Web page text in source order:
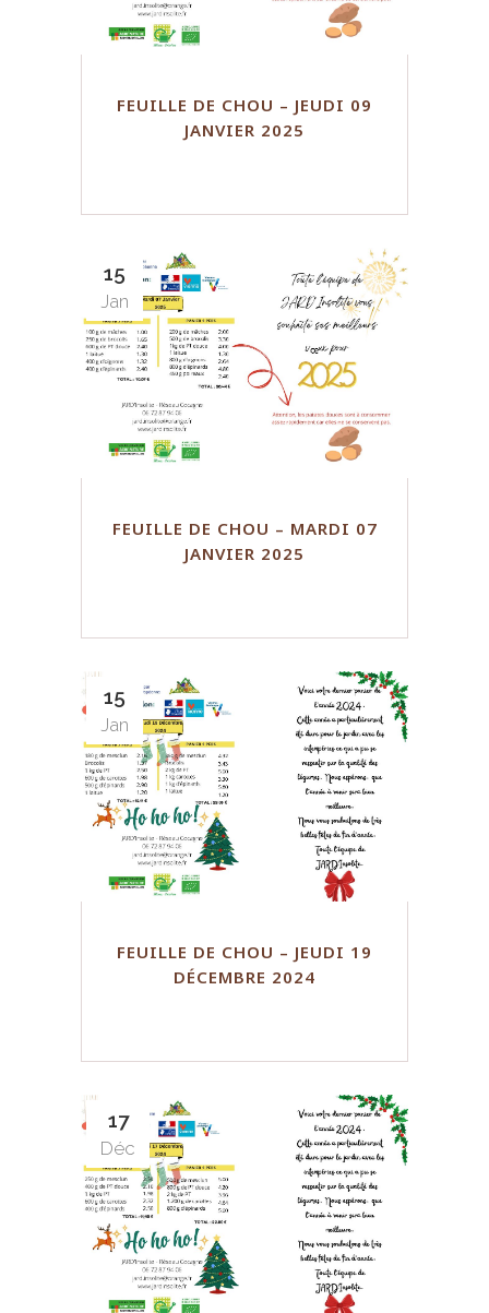
FEUILLE DE CHOU – JEUDI 09
JANVIER 2025
15
Jan
FEUILLE DE CHOU – MARDI 07
JANVIER 2025
15
Jan
FEUILLE DE CHOU – JEUDI 19
DÉCEMBRE 2024
17
Déc